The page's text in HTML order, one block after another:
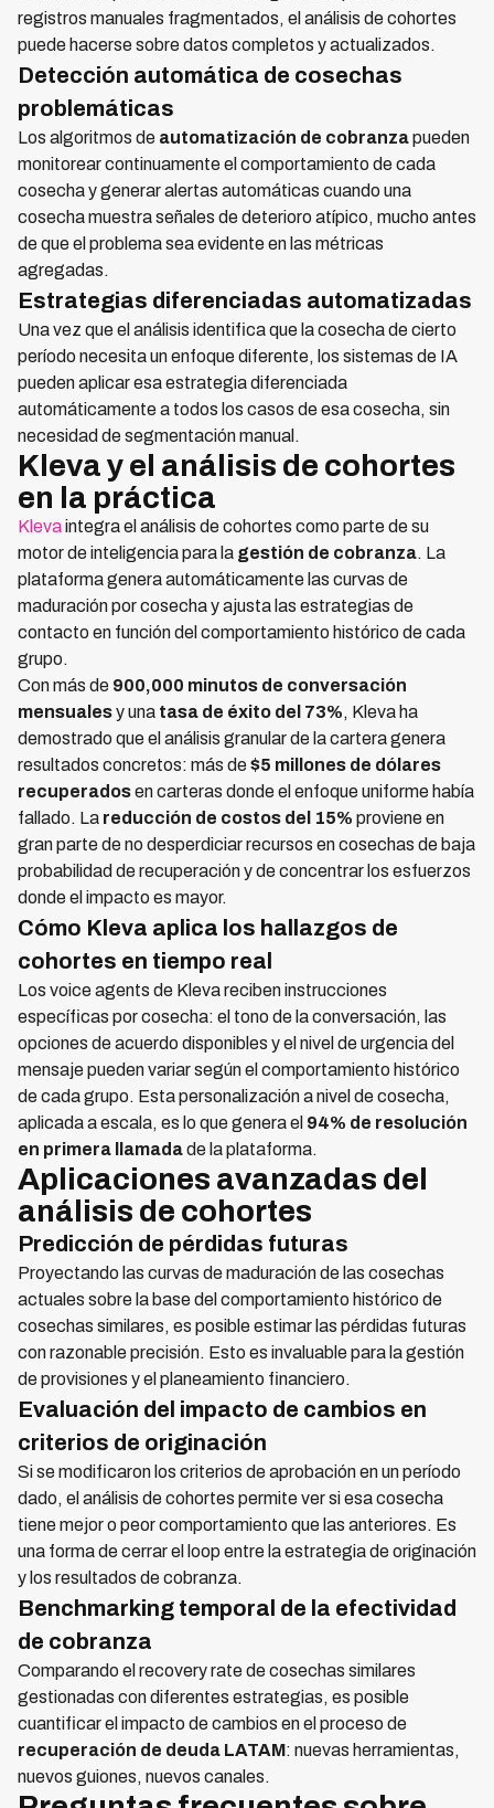
registros manuales fragmentados, el análisis de cohortes
puede hacerse sobre datos completos y actualizados.
Detección automática de cosechas
problemáticas
Los algoritmos de automatización de cobranzapueden
monitorear continuamente el comportamiento de cada
cosecha y generar alertas automáticas cuando una
cosecha muestra señales de deterioro atípico, mucho antes
de que el problema sea evidente en las métricas
agregadas.
Estrategias diferenciadas automatizadas
Una vez que el análisis identifica que la cosecha de cierto
período necesita un enfoque diferente, los sistemas de IA
pueden aplicar esa estrategia diferenciada
automáticamente a todos los casos de esa cosecha, sin
necesidad de segmentación manual.
Kleva y el análisis de cohortes
en la práctica
Klevaintegra el análisis de cohortes como parte de su
motor de inteligencia para la gestión de cobranza. La
plataforma genera automáticamente las curvas de
maduración por cosecha y ajusta las estrategias de
contacto en función del comportamiento histórico de cada
grupo.
Con más de 900,000 minutos de conversación
mensualesy una tasa de éxito del 73%, Kleva ha
demostrado que el análisis granular de la cartera genera
resultados concretos: más de$5 millones de dólares
recuperadosen carteras donde el enfoque uniforme había
fallado. La reducción de costos del 15% proviene en
gran parte de no desperdiciar recursos en cosechas de baja
probabilidad de recuperación y de concentrar los esfuerzos
donde el impacto es mayor.
Cómo Kleva aplica los hallazgos de
cohortes en tiempo real
Los voice agents de Kleva reciben instrucciones
específicas por cosecha: el tono de la conversación, las
opciones de acuerdo disponibles y el nivel de urgencia del
mensaje pueden variar según el comportamiento histórico
de cada grupo. Esta personalización a nivel de cosecha,
aplicada a escala, es lo que genera el 94% de resolución
en primera llamadade la plataforma.
Aplicaciones avanzadas del
análisis de cohortes
Predicción de pérdidas futuras
Proyectando las curvas de maduración de las cosechas
actuales sobre la base del comportamiento histórico de
cosechas similares, es posible estimar las pérdidas futuras
con razonable precisión. Esto es invaluable para la gestión
de provisiones y el planeamiento financiero.
Evaluación del impacto de cambios en
criterios de originación
Si se modificaron los criterios de aprobación en un período
dado, el análisis de cohortes permite ver si esa cosecha
tiene mejor o peor comportamiento que las anteriores. Es
una forma de cerrar el loop entre la estrategia de originación
y los resultados de cobranza.
Benchmarking temporal de la efectividad
de cobranza
Comparando el recovery rate de cosechas similares
gestionadas con diferentes estrategias, es posible
cuantificar el impacto de cambios en el proceso de
recuperación de deuda LATAM : nuevas herramientas,
nuevos guiones, nuevos canales.